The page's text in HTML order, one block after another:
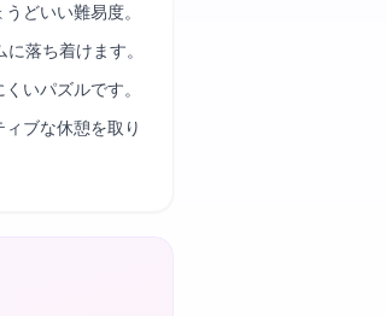
どいい難易度。
落ち着けます。
いパズルです。
ブな休憩を取り